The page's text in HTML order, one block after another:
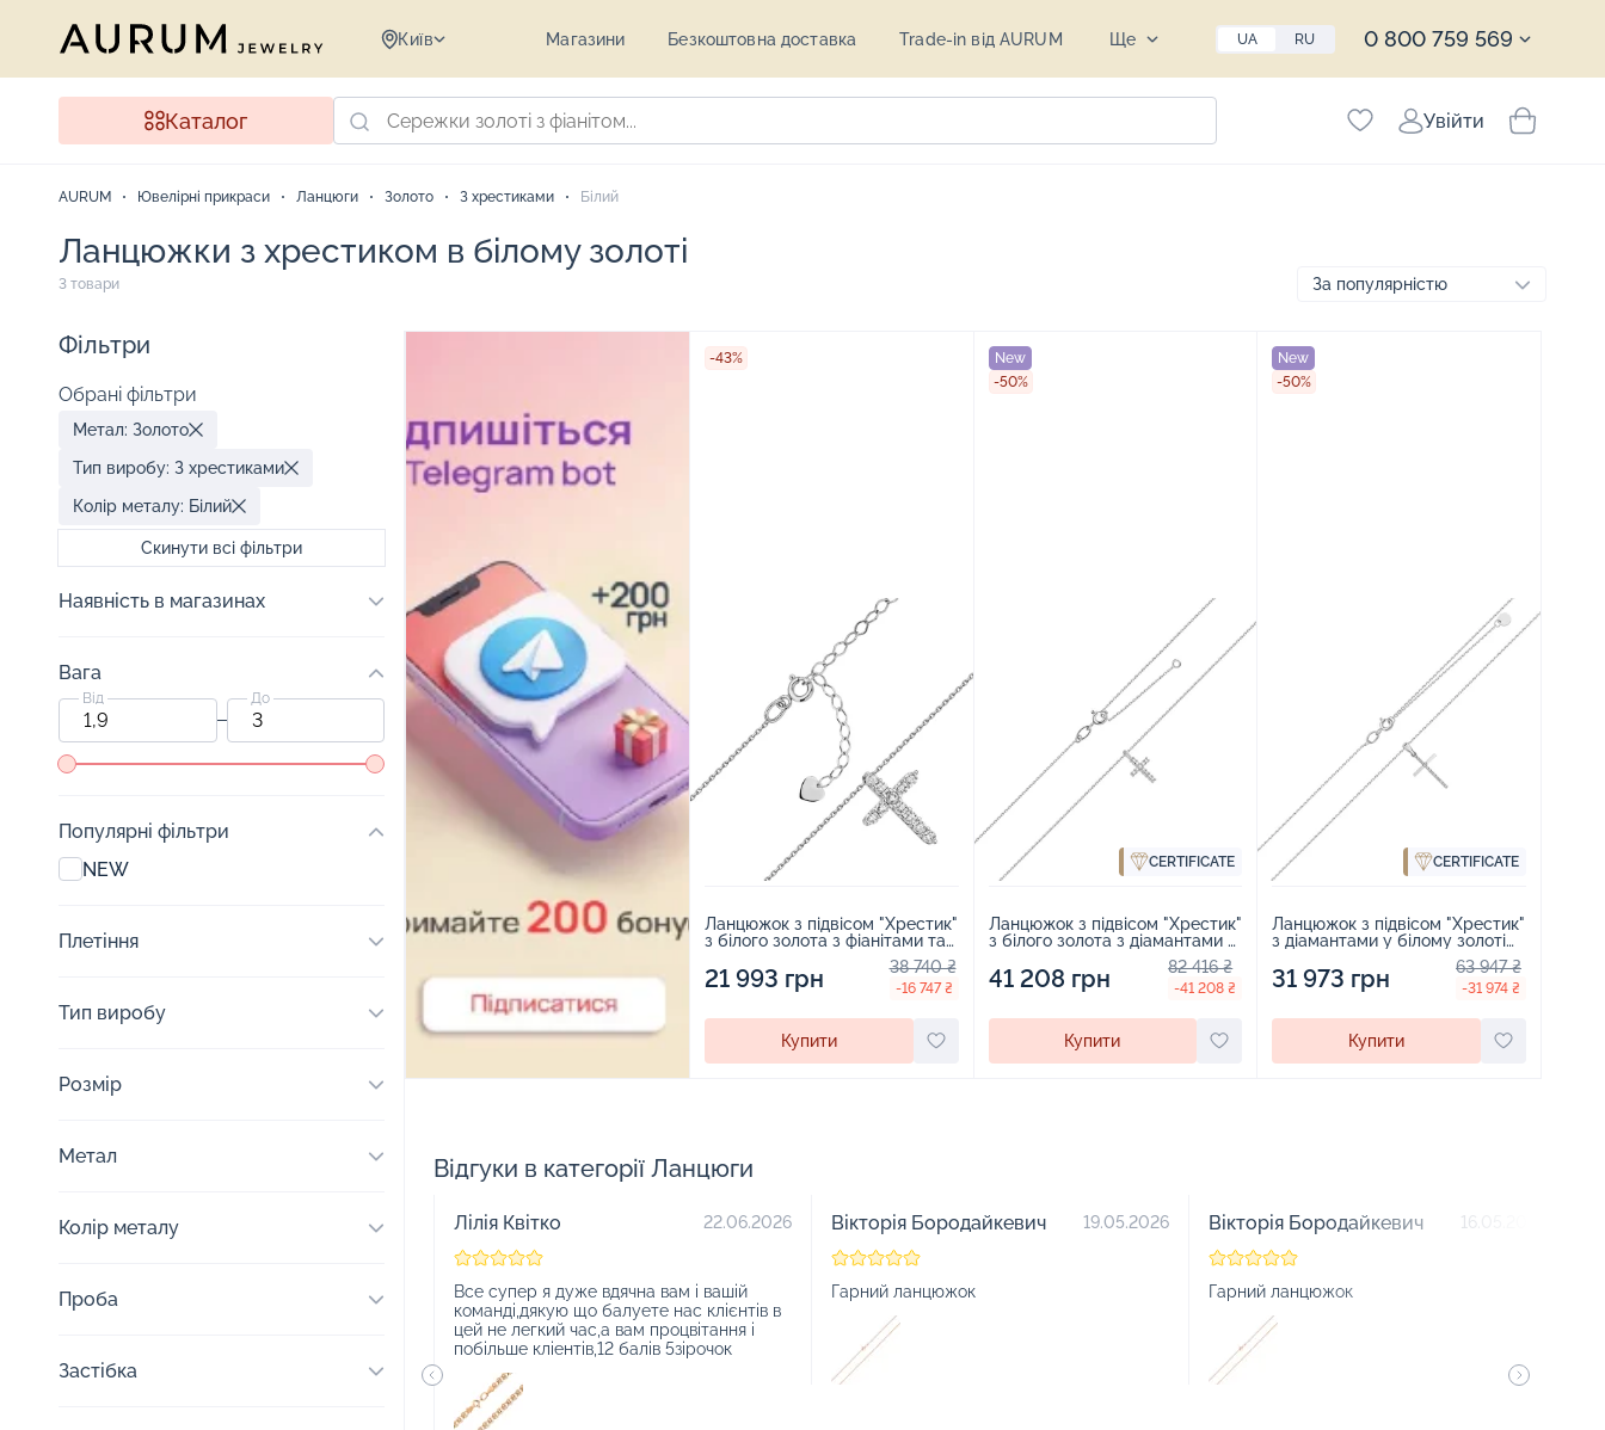
Київ Магазини Безкоштовна доставка Trade-in від AURUM Ще UA RU 0 800 759 569
Каталог Увійти
AURUM Ювелірні прикраси Ланцюги Золото З хрестиками Білий
Ланцюжки з хрестиком в білому золоті
3 товари
Фільтри
Обрані фільтри
Метал: Золото
Тип виробу: З хрестиками
Колір металу: Білий
Скинути всі фільтри
Наявність в магазинах
Вага
Від До
Популярні фільтри
NEW
Плетіння
Тип виробу
Розмір
Метал
Колір металу
Проба
Застібка
-43%
Ланцюжок з підвісом "Хрестик"
з білого золота з фіанітами та
якірним плетінням - 1858400
21 993 грн 38 740 ₴
-16 747 ₴
Купити
New
-50%
CERTIFICATE
Ланцюжок з підвісом "Хрестик"
з білого золота з діамантами в
якірному плетінні - 2115444
41 208 грн 82 416 ₴
-41 208 ₴
Купити
New
-50%
CERTIFICATE
Ланцюжок з підвісом "Хрестик"
з діамантами у білому золоті
якірне плетіння - 2115446
31 973 грн 63 947 ₴
-31 974 ₴
Купити
Відгуки в категорії Ланцюги
Лілія Квітко 22.06.2026
Все супер я дуже вдячна вам і вашій
команді,дякую що балуете нас клієнтів в
цей не легкий час,а вам процвітання і
побільше кліентів,12 балів 5зірочок
Вікторія Бородайкевич 19.05.2026
Гарний ланцюжок
Вікторія Бородайкевич 16.05.2026
Гарний ланцюжок